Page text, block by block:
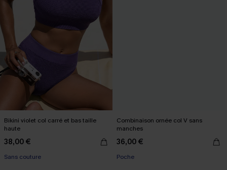
Bikini violet col carré et bas taille
haute
38,00 €
Sans couture
Combinaison ornée col V sans
manches
36,00 €
Poche